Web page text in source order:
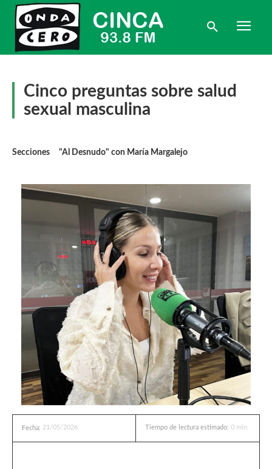
Cinco preguntas sobre salud
sexual masculina
Secciones "Al Desnudo" con María Margalejo
Fecha: 21/05/2026 Tiempo de lectura estimado: 0 min.